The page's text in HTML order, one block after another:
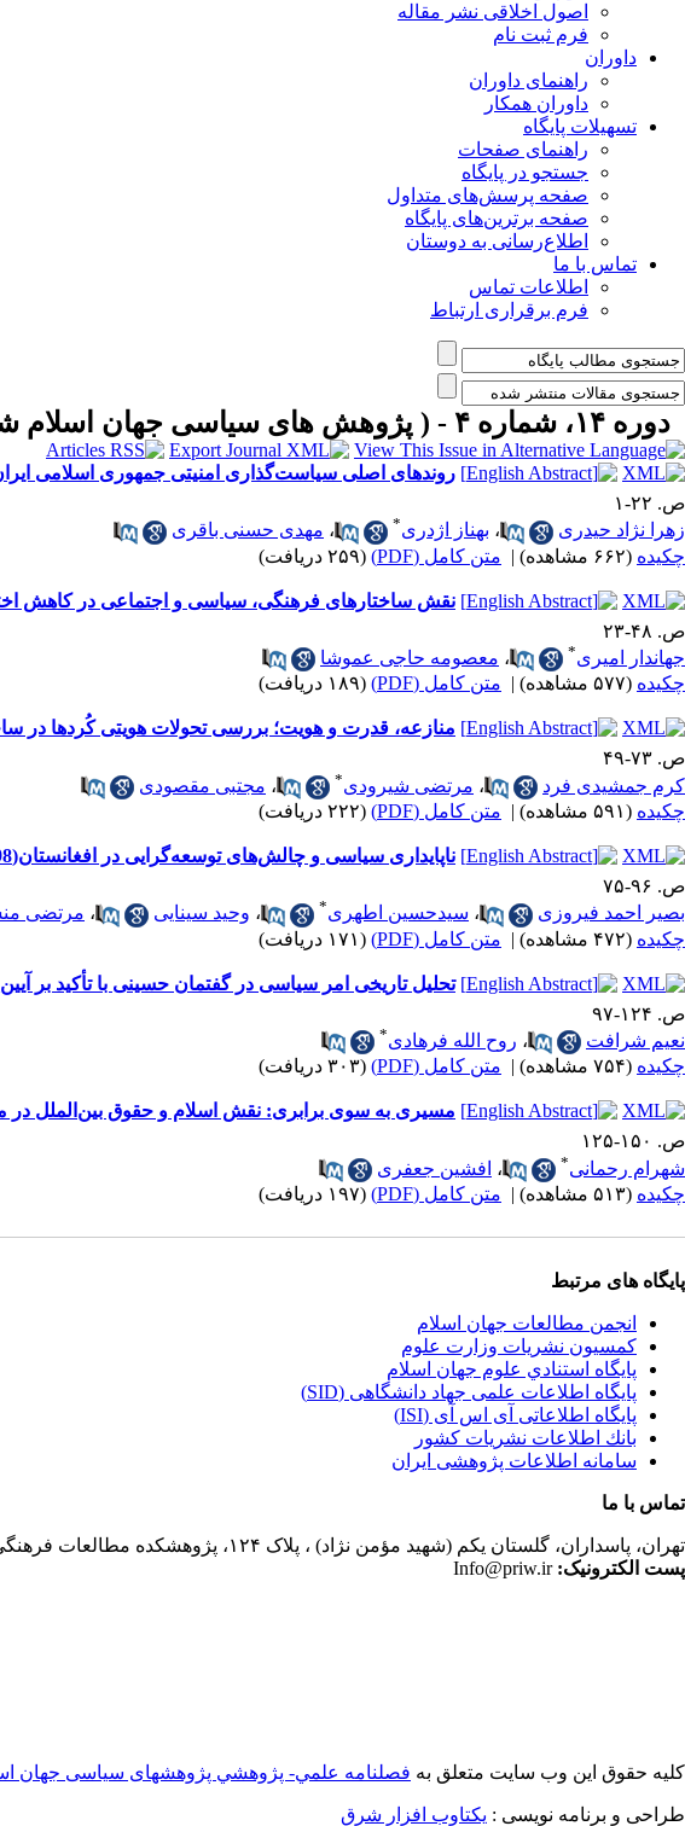
اصول اخلاقی نشر مقاله
فرم ثبت نام
داوران
راهنمای داوران
داوران همکار
تسهیلات پایگاه
راهنمای صفحات
جستجو در پایگاه
صفحه پرسش‌های متداول
صفحه برترین‌های پایگاه
اطلاع‌رسانی به دوستان
تماس با ما
اطلاعات تماس
فرم برقراری ارتباط
دوره ۱۴، شماره ۴ - ( پژوهش های سیاسی جهان اسلام شماره زمستان ۱۴۰۳ )
روندهای اصلی سیاست‌گذاری امنیتی جمهوری اسلامی ایران در
ص. ۲۲-۱
زهرا نژاد حیدری
، بهناز اژدری* ، مهدی حسنی باقری
چکیده (۶۶۲ مشاهده) | متن کامل (PDF) (۲۵۹ دریافت)
نقش ساختارهای فرهنگی، سیاسی و اجتماعی در کاهش
ص. ۴۸-۲۳
جهاندار امیری* ، معصومه حاجی عموشا
چکیده (۵۷۷ مشاهده) | متن کامل (PDF) (۱۸۹ دریافت)
منازعه، قدرت و هویت؛ بررسی تحولات هویتی کُردها در ساختار
ص. ۷۳-۴۹
کرم جمشیدی فرد
، مرتضی شیرودی* ، مجتبی مقصودی
چکیده (۵۹۱ مشاهده) | متن کامل (PDF) (۲۲۲ دریافت)
ناپایداری سیاسی و چالش‌های توسعه‌گرایی در افغانستان(1298–1400 شمسی)
ص. ۹۶-۷۵
بصیر احمد فیروزی
، سیدحسین اطهری* ، وحید سینایی ، مرتضی
چکیده (۴۷۲ مشاهده) | متن کامل (PDF) (۱۷۱ دریافت)
تحلیل تاریخی امر سیاسی در گفتمان حسینی با تأکید بر آیین
ص. ۱۲۴-۹۷
نعیم شرافت
، روح الله فرهادی*
چکیده (۷۵۴ مشاهده) | متن کامل (PDF) (۳۰۳ دریافت)
مسیری به سوی برابری: نقش اسلام و حقوق بین‌الملل در
ص. ۱۵۰-۱۲۵
شهرام رحمانی* ، افشین جعفری
چکیده (۵۱۳ مشاهده) | متن کامل (PDF) (۱۹۷ دریافت)
پایگاه های مرتبط
انجمن مطالعات جهان اسلام
کمسیون نشریات وزارت علوم
پايگاه استنادي علوم جهان اسلام
پایگاه اطلاعات علمی جهاد دانشگاهی (SID)
پایگاه اطلاعاتی آی اس آی (ISI)
بانك اطلاعات نشريات كشور
سامانه اطلاعات پژوهشی ایران
تماس با ما
تهران، پاسداران، گلستان یکم (شهید مؤمن نژاد) ، پلاک ۱۲۴، پژوهشکده مطالعات فرهنگی و اجتماعی، ساختمان کتابخانه، دفتر انجمن مطالعات جهان اسلام، فصلنامه پژوهشهای سیاسی جهان اسلام
پست الکترونیک:Info@priw.ir
کلیه حقوق این وب سایت متعلق به فصلنامه علمي- پژوهشي پژوهشهای سیاسی جهان
طراحی و برنامه نویسی : یکتاوب افزار شرق